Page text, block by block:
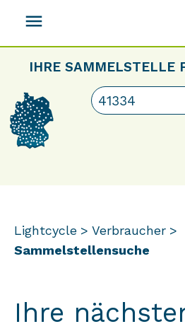
menu
IHRE SAMMELSTELLE
Lightcycle
Verbraucher
Sammelstellensuche
Ihre